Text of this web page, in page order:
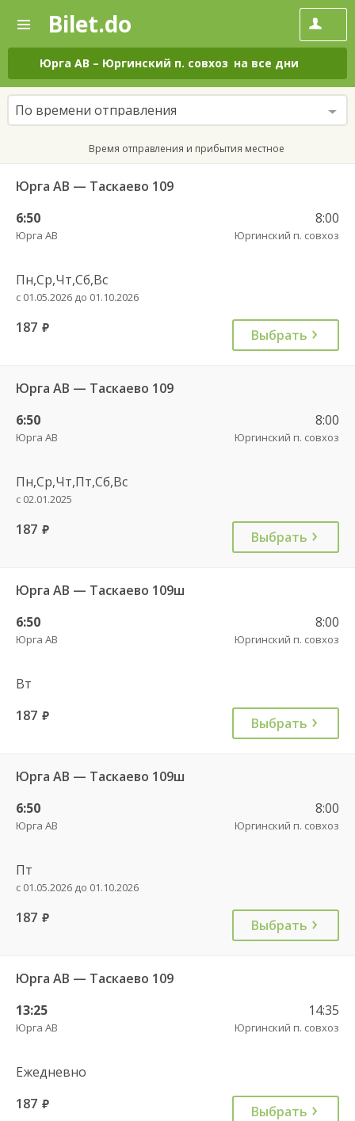
—
Поиск
и
покупка
билетов
на
автобус
онлайн
Bilet.do
Юрга АВ – Юргинский п. совхоз на все дни
По времени отправления
Время отправления и прибытия местное
Юрга АВ — Таскаево 109
6:50
Юрга АВ
8:00
Юргинский п. совхоз
Пн,Ср,Чт,Сб,Вс
с 01.05.2026 до 01.10.2026
187 руб. Выбрать
Юрга АВ — Таскаево 109
6:50
Юрга АВ
8:00
Юргинский п. совхоз
Пн,Ср,Чт,Пт,Сб,Вс
с 02.01.2025
187 руб. Выбрать
Юрга АВ — Таскаево 109ш
6:50
Юрга АВ
8:00
Юргинский п. совхоз
Вт
187 руб. Выбрать
Юрга АВ — Таскаево 109ш
6:50
Юрга АВ
8:00
Юргинский п. совхоз
Пт
с 01.05.2026 до 01.10.2026
187 руб. Выбрать
Юрга АВ — Таскаево 109
13:25
Юрга АВ
14:35
Юргинский п. совхоз
Ежедневно
187 руб. Выбрать